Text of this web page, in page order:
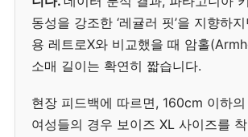
동성을 강조한 ‘레귤러 핏’을 지향하
용 레트로X와 비교했을 때 암홀
소매 길이는 확연히 짧습니다.
현장 피드백에 따르면, 160cm 이하
여성들의 경우 보이즈 XL 사이즈를